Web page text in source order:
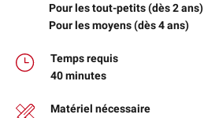
Pour les tout-petits (dès 2 ans)
Pour les moyens (dès 4 ans)
Temps requis
40 minutes
Matériel nécessaire